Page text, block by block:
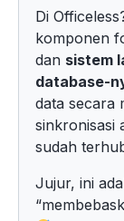
Di
komponen
dan sistem
database-
data secara
sinkronisasi
sudah
Jujur, ini